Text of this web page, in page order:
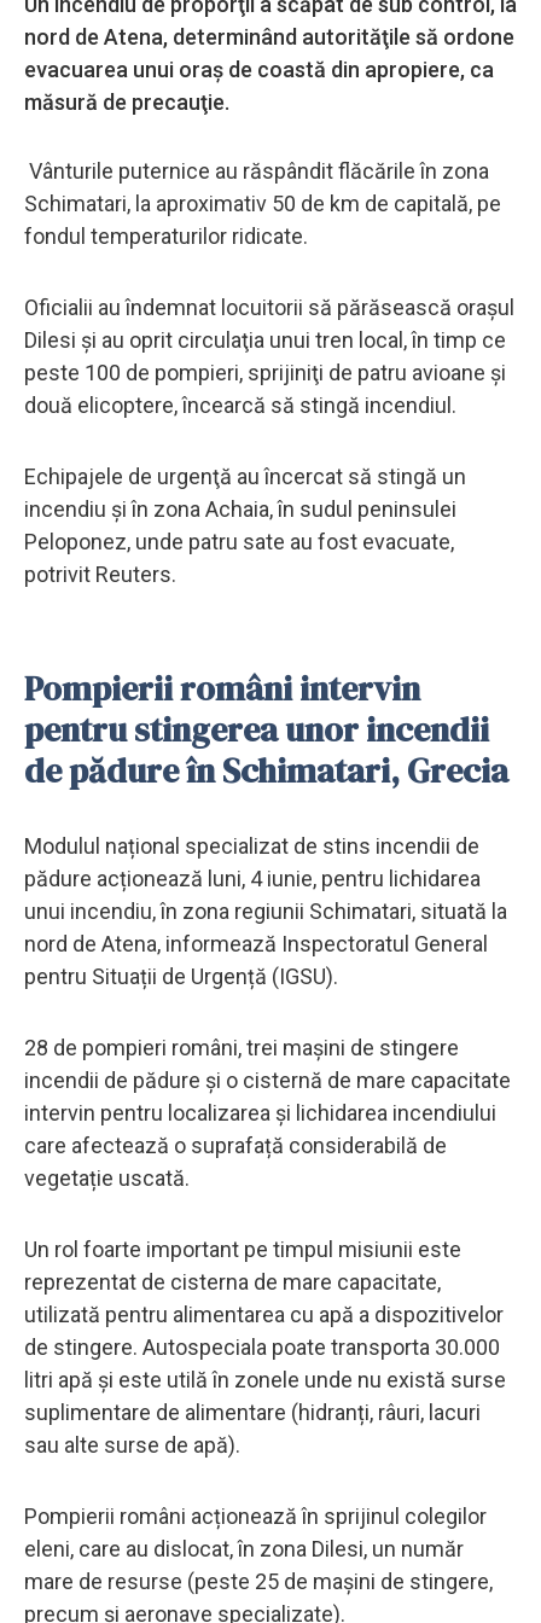
nord de Atena, determinând autorităţile să ordone
evacuarea unui oraş de coastă din apropiere, ca
măsură de precauţie.
Vânturile puternice au răspândit flăcările în zona
Schimatari, la aproximativ 50 de km de capitală, pe
fondul temperaturilor ridicate.
Oficialii au îndemnat locuitorii să părăsească oraşul
Dilesi şi au oprit circulaţia unui tren local, în timp ce
peste 100 de pompieri, sprijiniţi de patru avioane şi
două elicoptere, încearcă să stingă incendiul.
Echipajele de urgenţă au încercat să stingă un
incendiu şi în zona Achaia, în sudul peninsulei
Peloponez, unde patru sate au fost evacuate,
potrivit Reuters.
Pompierii români intervin
pentru stingerea unor incendii
de pădure în Schimatari, Grecia
Modulul național specializat de stins incendii de
pădure acționează luni, 4 iunie, pentru lichidarea
unui incendiu, în zona regiunii Schimatari, situată la
nord de Atena, informează Inspectoratul General
pentru Situații de Urgență (IGSU).
28 de pompieri români, trei mașini de stingere
incendii de pădure și o cisternă de mare capacitate
intervin pentru localizarea și lichidarea incendiului
care afectează o suprafață considerabilă de
vegetație uscată.
Un rol foarte important pe timpul misiunii este
reprezentat de cisterna de mare capacitate,
utilizată pentru alimentarea cu apă a dispozitivelor
de stingere. Autospeciala poate transporta 30.000
litri apă și este utilă în zonele unde nu există surse
suplimentare de alimentare (hidranți, râuri, lacuri
sau alte surse de apă).
Pompierii români acționează în sprijinul colegilor
eleni, care au dislocat, în zona Dilesi, un număr
mare de resurse (peste 25 de mașini de stingere,
precum și aeronave specializate).